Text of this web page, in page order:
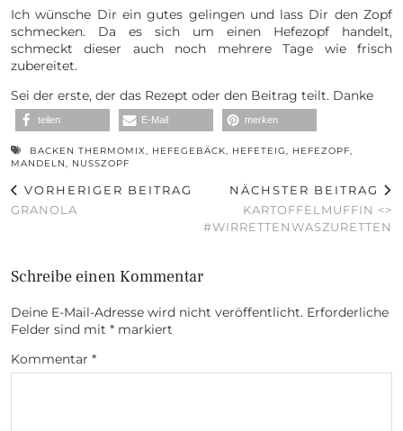
Ich wünsche Dir ein gutes gelingen und lass Dir den Zopf
schmecken. Da es sich um einen Hefezopf handelt,
schmeckt dieser auch noch mehrere Tage wie frisch
zubereitet.
Sei der erste, der das Rezept oder den Beitrag teilt. Danke
teilen E-Mail merken
BACKEN THERMOMIX, HEFEGEBÄCK, HEFETEIG, HEFEZOPF,
MANDELN, NUSSZOPF
VORHERIGER BEITRAG
GRANOLA
NÄCHSTER BEITRAG
KARTOFFELMUFFIN <>
#WIRRETTENWASZURETTEN
Schreibe einen Kommentar
Deine E-Mail-Adresse wird nicht veröffentlicht. Erforderliche
Felder sind mit * markiert
Kommentar *